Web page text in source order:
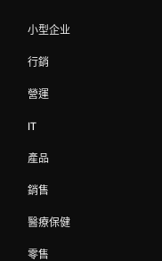
小型企业
行銷
營運
IT
產品
銷售
醫療保健
零售